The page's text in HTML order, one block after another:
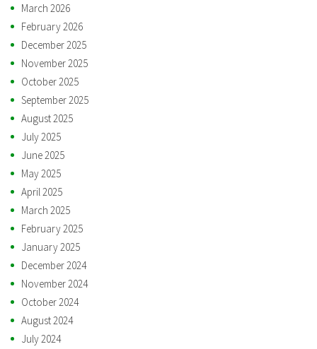
March 2026
February 2026
December 2025
November 2025
October 2025
September 2025
August 2025
July 2025
June 2025
May 2025
April 2025
March 2025
February 2025
January 2025
December 2024
November 2024
October 2024
August 2024
July 2024